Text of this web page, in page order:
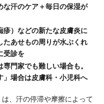
な汗のケア＋毎日の保湿が
）などの新たな皮膚炎に
たあせもの周りが水ぶくれ
受診を
門家でも難しい場合も。
」場合は皮膚科・小児科へ
、汗の停滞や摩擦によって